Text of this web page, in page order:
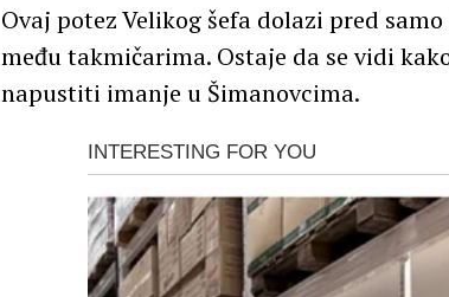
Ovaj potez Velikog šefa dolazi pred
među takmičarima. Ostaje da se vidi
napustiti imanje u Šimanovcima.